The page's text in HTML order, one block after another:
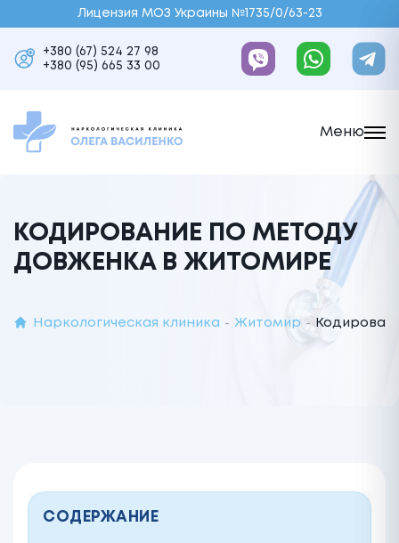
Лицензия МОЗ Украины №1735/0/63-23
+380 (67) 524 27 98
+380 (95) 665 33 00
Меню
КОДИРОВАНИЕ ПО МЕТОДУ
ДОВЖЕНКА В ЖИТОМИРЕ
Наркологическая клиника - Житомир -
СОДЕРЖАНИЕ